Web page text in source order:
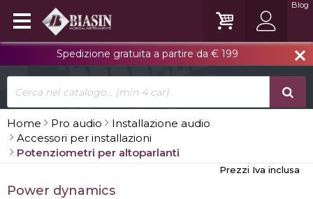
close
Spedizione gratuita a partire da € 199
Blog
Home Pro audio
Installazione audio
Accessori per installazioni
Potenziometri per altoparlanti
Prezzi Iva inclusa
Power dynamics